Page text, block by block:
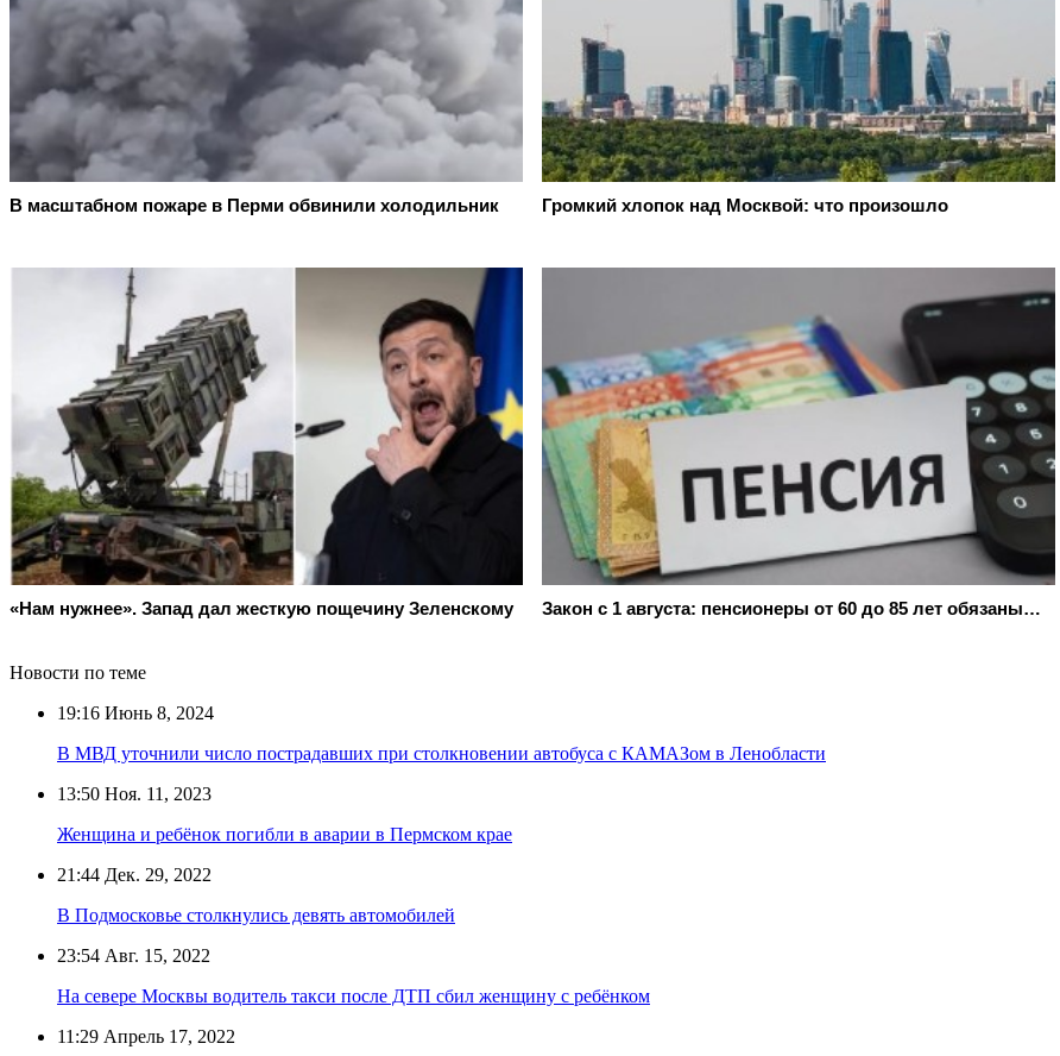
В масштабном пожаре в Перми обвинили холодильник Громкий хлопок над Москвой: что произошло
«Нам нужнее». Запад дал жесткую пощечину Зеленскому Закон с 1 августа: пенсионеры от 60 до 85 лет обязаны…
Новости по теме
19:16 Июнь 8, 2024
В МВД уточнили число пострадавших при столкновении автобуса с КАМАЗом в Ленобласти
13:50 Ноя. 11, 2023
Женщина и ребёнок погибли в аварии в Пермском крае
21:44 Дек. 29, 2022
В Подмосковье столкнулись девять автомобилей
23:54 Авг. 15, 2022
На севере Москвы водитель такси после ДТП сбил женщину с ребёнком
11:29 Апрель 17, 2022